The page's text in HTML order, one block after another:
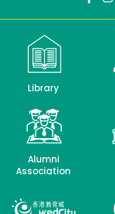
Library
Alumni
Association